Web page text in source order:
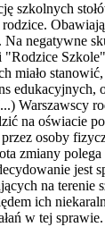
negatywne
"Rodzice
Warszawscy
na oświacie
osoby
zmiany
jest
na terenie
ich
w tej sprawie.